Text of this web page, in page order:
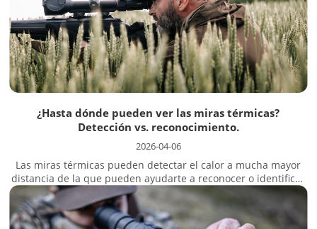
¿Hasta dónde pueden ver las miras térmicas?
Detección vs. reconocimiento.
2026-04-06
Las miras térmicas pueden detectar el calor a mucha mayor
distancia de la que pueden ayudarte a reconocer o identificar
un objetivo. Por eso, un alcance elevado que se anuncia en la
ficha técnica puede parecer impresionante, pero aun así no
ofrecer detalles útiles en el campo. En este...